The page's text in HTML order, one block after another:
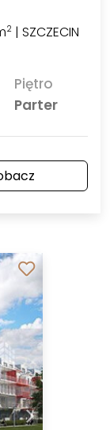
2 | SZCZECIN
Piętro
Parter